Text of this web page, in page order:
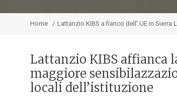
Home Lattanzio KIBS a fianco dell' UE in
Lattanzio KIBS affianca
maggiore
locali dell’istituzione